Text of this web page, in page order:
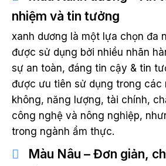
nhiệm và tin tưởng
xanh dương là một lựa chọn đa
được sử dụng bởi nhiều nhãn
sự an toàn, đáng tin cậy & tin
được ưu tiên sử dụng trong các
không, năng lượng, tài chính,
công nghệ và nông nghiệp,
trong ngành ẩm thực.
Màu Nâu – Đơn giản,